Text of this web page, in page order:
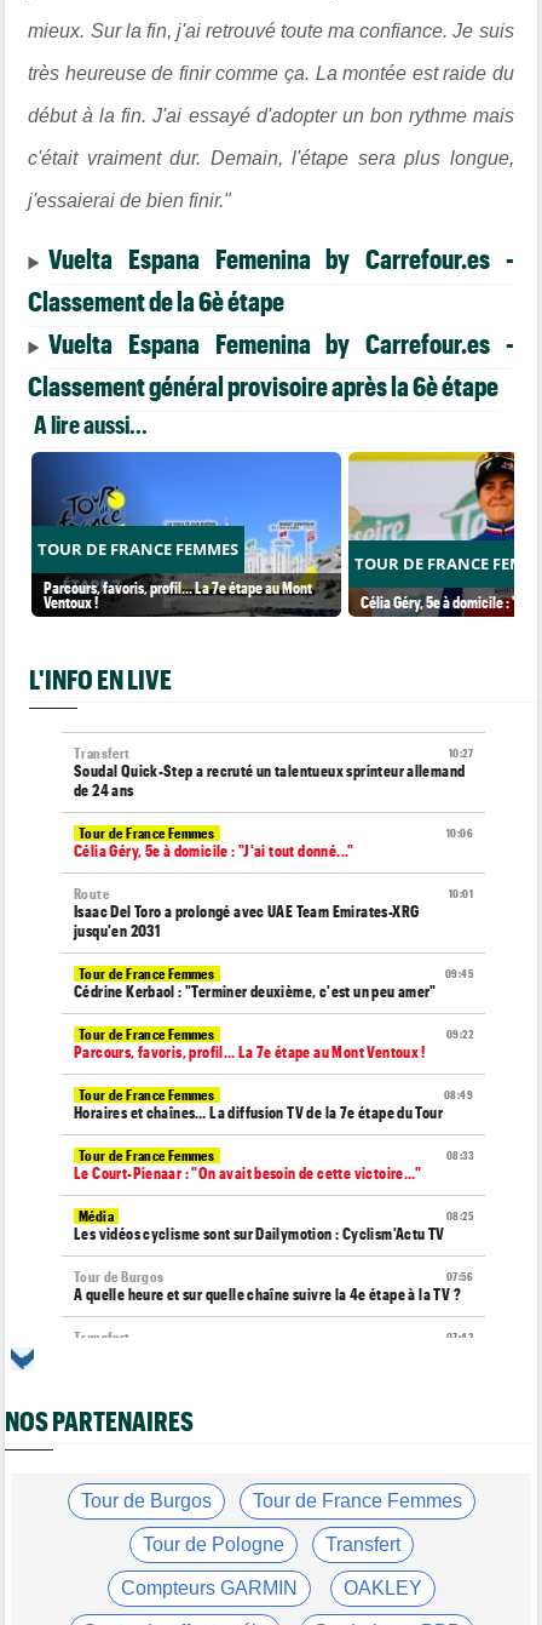
mieux. Sur la fin, j'ai retrouvé toute ma confiance. Je suis
très heureuse de finir comme ça. La montée est raide du
début à la fin. J'ai essayé d'adopter un bon rythme mais
c'était vraiment dur. Demain, l'étape sera plus longue,
j'essaierai de bien finir."
Vuelta Espana Femenina by Carrefour.es -
Classement de la 6è étape
Vuelta Espana Femenina by Carrefour.es -
Classement général provisoire après la 6è étape
A lire aussi...
TOUR DE FRANCE FEMMES
Parcours, favoris, profil… La 7e étape au Mont
Ventoux !
TOUR DE FRANCE
Célia Géry, 5e à domicile :
L'INFO EN LIVE
10:27
Transfert
Soudal Quick-Step a recruté un talentueux sprinteur allemand
de 24 ans
10:06
Tour de France Femmes
Célia Géry, 5e à domicile : "J'ai tout donné..."
10:01
Route
Isaac Del Toro a prolongé avec UAE Team Emirates-XRG
jusqu'en 2031
09:45
Tour de France Femmes
Cédrine Kerbaol : "Terminer deuxième, c'est un peu amer"
09:22
Tour de France Femmes
Parcours, favoris, profil… La 7e étape au Mont Ventoux !
08:49
Tour de France Femmes
Horaires et chaînes… La diffusion TV de la 7e étape du Tour
08:33
Tour de France Femmes
Le Court-Pienaar : "On avait besoin de cette victoire..."
08:25
Média
Les vidéos cyclisme sont sur Dailymotion : Cyclism'Actu TV
07:56
Tour de Burgos
A quelle heure et sur quelle chaîne suivre la 4e étape à la TV ?
07:43
Transfert
L'une des plus anciennes équipes du peloton va disparaître en
2027
Diffusion TV... quelle heure et quelle chaîne la 5e étape ?
Tour de Burgos
Felix Gall : "L'objectif ? Conserver ce maillot de leader"
Média
Nos vidéos de cyclisme sont sur Youtube : Cyclism'Actu TV
NOS PARTENAIRES
Tour de Burgos Tour de France Femmes
Tour de Pologne Transfert
Compteurs GARMIN OAKLEY